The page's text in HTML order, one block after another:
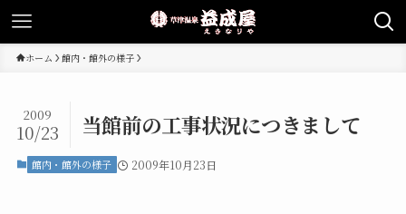
ホーム 館内・館外の様子
当館前の工事状況につきまして
2009
10/23
館内・館外の様子 2009年10月23日